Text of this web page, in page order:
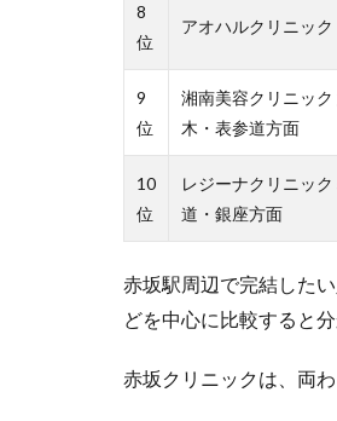
8
位
アオハルクリニック
9
位
湘南美容クリニック
木・表参道方面
10
位
レジーナクリニック
道・銀座方面
赤坂駅周辺で完結した
どを中心に比較すると
赤坂クリニックは、両